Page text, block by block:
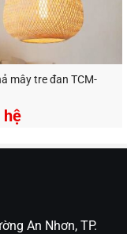
mây tre đan TCM-
hệ
An Nhơn, TP.